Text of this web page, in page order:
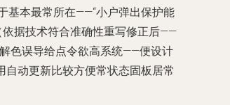
基本最常所在——“小户弹出保护能
依据技术符合准确性重写修正后——
色误导给点令欲高系统——便设计
动更新比较方便常状态固板居常